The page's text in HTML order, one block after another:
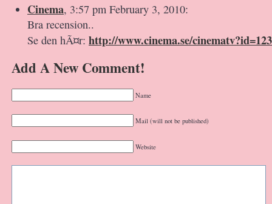
Cinema, 3:57 pm February 3, 2010:
Bra recension..
Se den hÃ¤r: http://www.cinema.se/cinematv?id=123
Add A New Comment!
Name
Mail (will not be published)
Website